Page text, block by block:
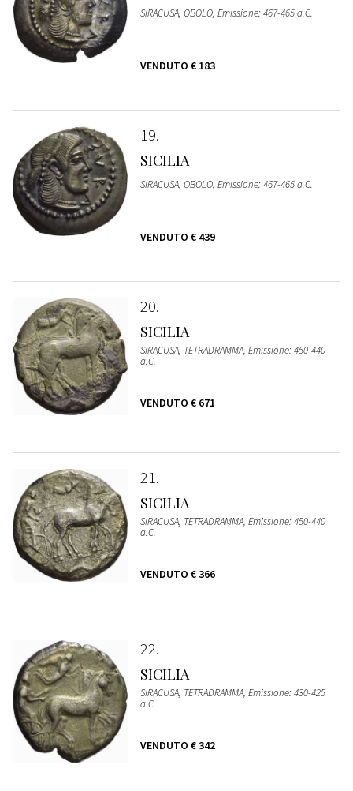
SIRACUSA, OBOLO, Emissione: 467-465 a.C.
VENDUTO € 183
19
SICILIA
SIRACUSA, OBOLO, Emissione: 467-465 a.C.
VENDUTO € 439
20
SICILIA
SIRACUSA, TETRADRAMMA, Emissione: 450-440
a.C.
VENDUTO € 671
21
SICILIA
SIRACUSA, TETRADRAMMA, Emissione: 450-440
a.C.
VENDUTO € 366
22
SICILIA
SIRACUSA, TETRADRAMMA, Emissione: 430-425
a.C.
VENDUTO € 342